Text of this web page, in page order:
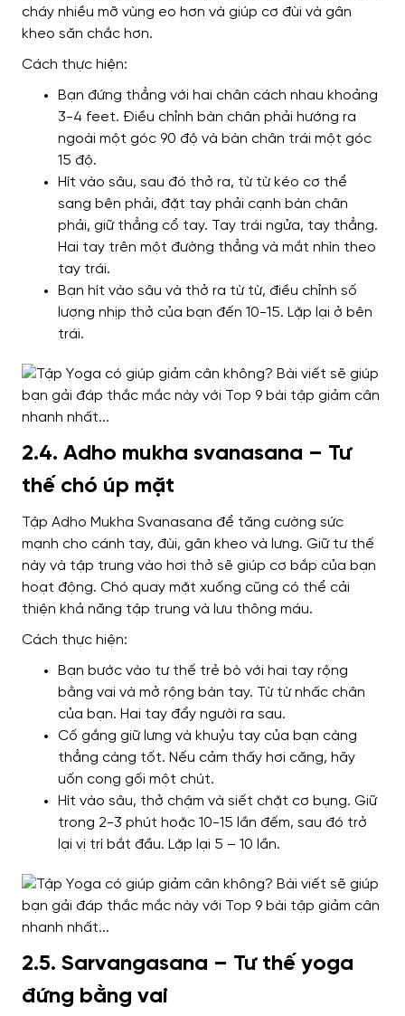
cháy nhiều mỡ vùng eo hơn và giúp cơ đùi và gân
kheo săn chắc hơn.
Cách thực hiện:
Bạn đứng thẳng với hai chân cách nhau khoảng
3-4 feet. Điều chỉnh bàn chân phải hướng ra
ngoài một góc 90 độ và bàn chân trái một góc
15 độ.
Hít vào sâu, sau đó thở ra, từ từ kéo cơ thể
sang bên phải, đặt tay phải cạnh bàn chân
phải, giữ thẳng cổ tay. Tay trái ngửa, tay thẳng.
Hai tay trên một đường thẳng và mắt nhìn theo
tay trái.
Bạn hít vào sâu và thở ra từ từ, điều chỉnh số
lượng nhịp thở của bạn đến 10-15. Lặp lại ở bên
trái.
2.4. Adho mukha svanasana – Tư
thế chó úp mặt
Tập Adho Mukha Svanasana để tăng cường sức
mạnh cho cánh tay, đùi, gân kheo và lưng. Giữ tư thế
này và tập trung vào hơi thở sẽ giúp cơ bắp của bạn
hoạt động. Chó quay mặt xuống cũng có thể cải
thiện khả năng tập trung và lưu thông máu.
Cách thực hiện:
Bạn bước vào tư thế trẻ bò với hai tay rộng
bằng vai và mở rộng bàn tay. Từ từ nhấc chân
của bạn. Hai tay đẩy người ra sau.
Cố gắng giữ lưng và khuỷu tay của bạn càng
thẳng càng tốt. Nếu cảm thấy hơi căng, hãy
uốn cong gối một chút.
Hít vào sâu, thở chậm và siết chặt cơ bụng. Giữ
trong 2-3 phút hoặc 10-15 lần đếm, sau đó trở
lại vị trí bắt đầu. Lặp lại 5 – 10 lần.
2.5. Sarvangasana – Tư thế yoga
đứng bằng vai